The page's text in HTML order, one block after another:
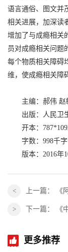
语言通俗、图文并
相关进展，加深读
增加了与成瘾相关
员对成瘾相关问题
每个物质相关障碍
维，使成瘾相关障
主编：郝伟 赵
出版：人民卫
开本：
字数：998千字
版本：2016年
上一篇： 《
下一篇： 《
更多推荐